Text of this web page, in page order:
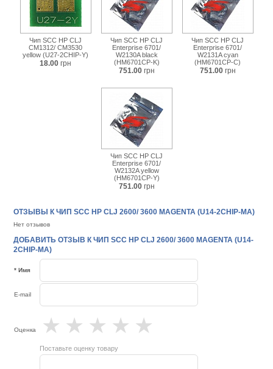
Чип SCC HP CLJ
CM1312/ CM3530
yellow (U27-2CHIP-Y)
18.00 грн
Чип SCC HP CLJ
Enterprise 6701/
W2130A black
(HM6701CP-K)
751.00 грн
Чип SCC HP CLJ
Enterprise 6701/
W2131A cyan
(HM6701CP-C)
751.00 грн
Чип SCC HP CLJ
Enterprise 6701/
W2132A yellow
(HM6701CP-Y)
751.00 грн
ОТЗЫВЫ К ЧИП SCC HP CLJ 2600/ 3600 MAGENTA (U14-2CHIP-MA)
Нет отзывов
ДОБАВИТЬ ОТЗЫВ К ЧИП SCC HP CLJ 2600/ 3600 MAGENTA (U14-
2CHIP-MA)
* Имя
E-mail
Оценка ★
★
★
★
★
Поставьте оценку товару